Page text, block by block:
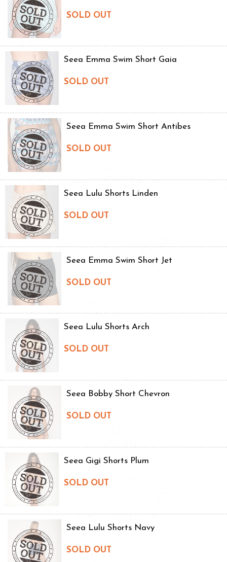
SOLD OUT
Seea Emma Swim Short Gaia
SOLD OUT
Seea Emma Swim Short Antibes
SOLD OUT
Seea Lulu Shorts Linden
SOLD OUT
Seea Emma Swim Short Jet
SOLD OUT
Seea Lulu Shorts Arch
SOLD OUT
Seea Bobby Short Chevron
SOLD OUT
Seea Gigi Shorts Plum
SOLD OUT
Seea Lulu Shorts Navy
SOLD OUT